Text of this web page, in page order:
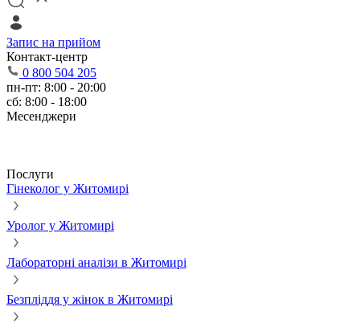
Запис на прийом
Контакт-центр
0 800 504 205
пн-пт: 8:00 - 20:00
сб: 8:00 - 18:00
Месенджери
Послуги
Гінеколог у Житомирі
Уролог у Житомирі
Лабораторні аналізи в Житомирі
Безпліддя у жінок в Житомирі